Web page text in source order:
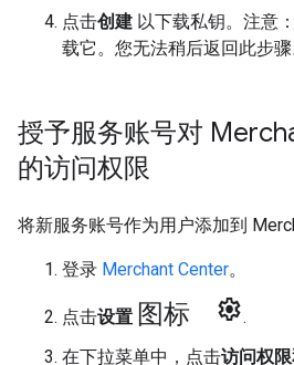
点击创建 以下载私钥。注意
载它。您无法稍后返回此步骤
授予服务账号对
的访问权限
将新服务账号作为用户添加到
登录 Merchant Center。
点击设置 图标 settings.
在下拉菜单中，点击访问权